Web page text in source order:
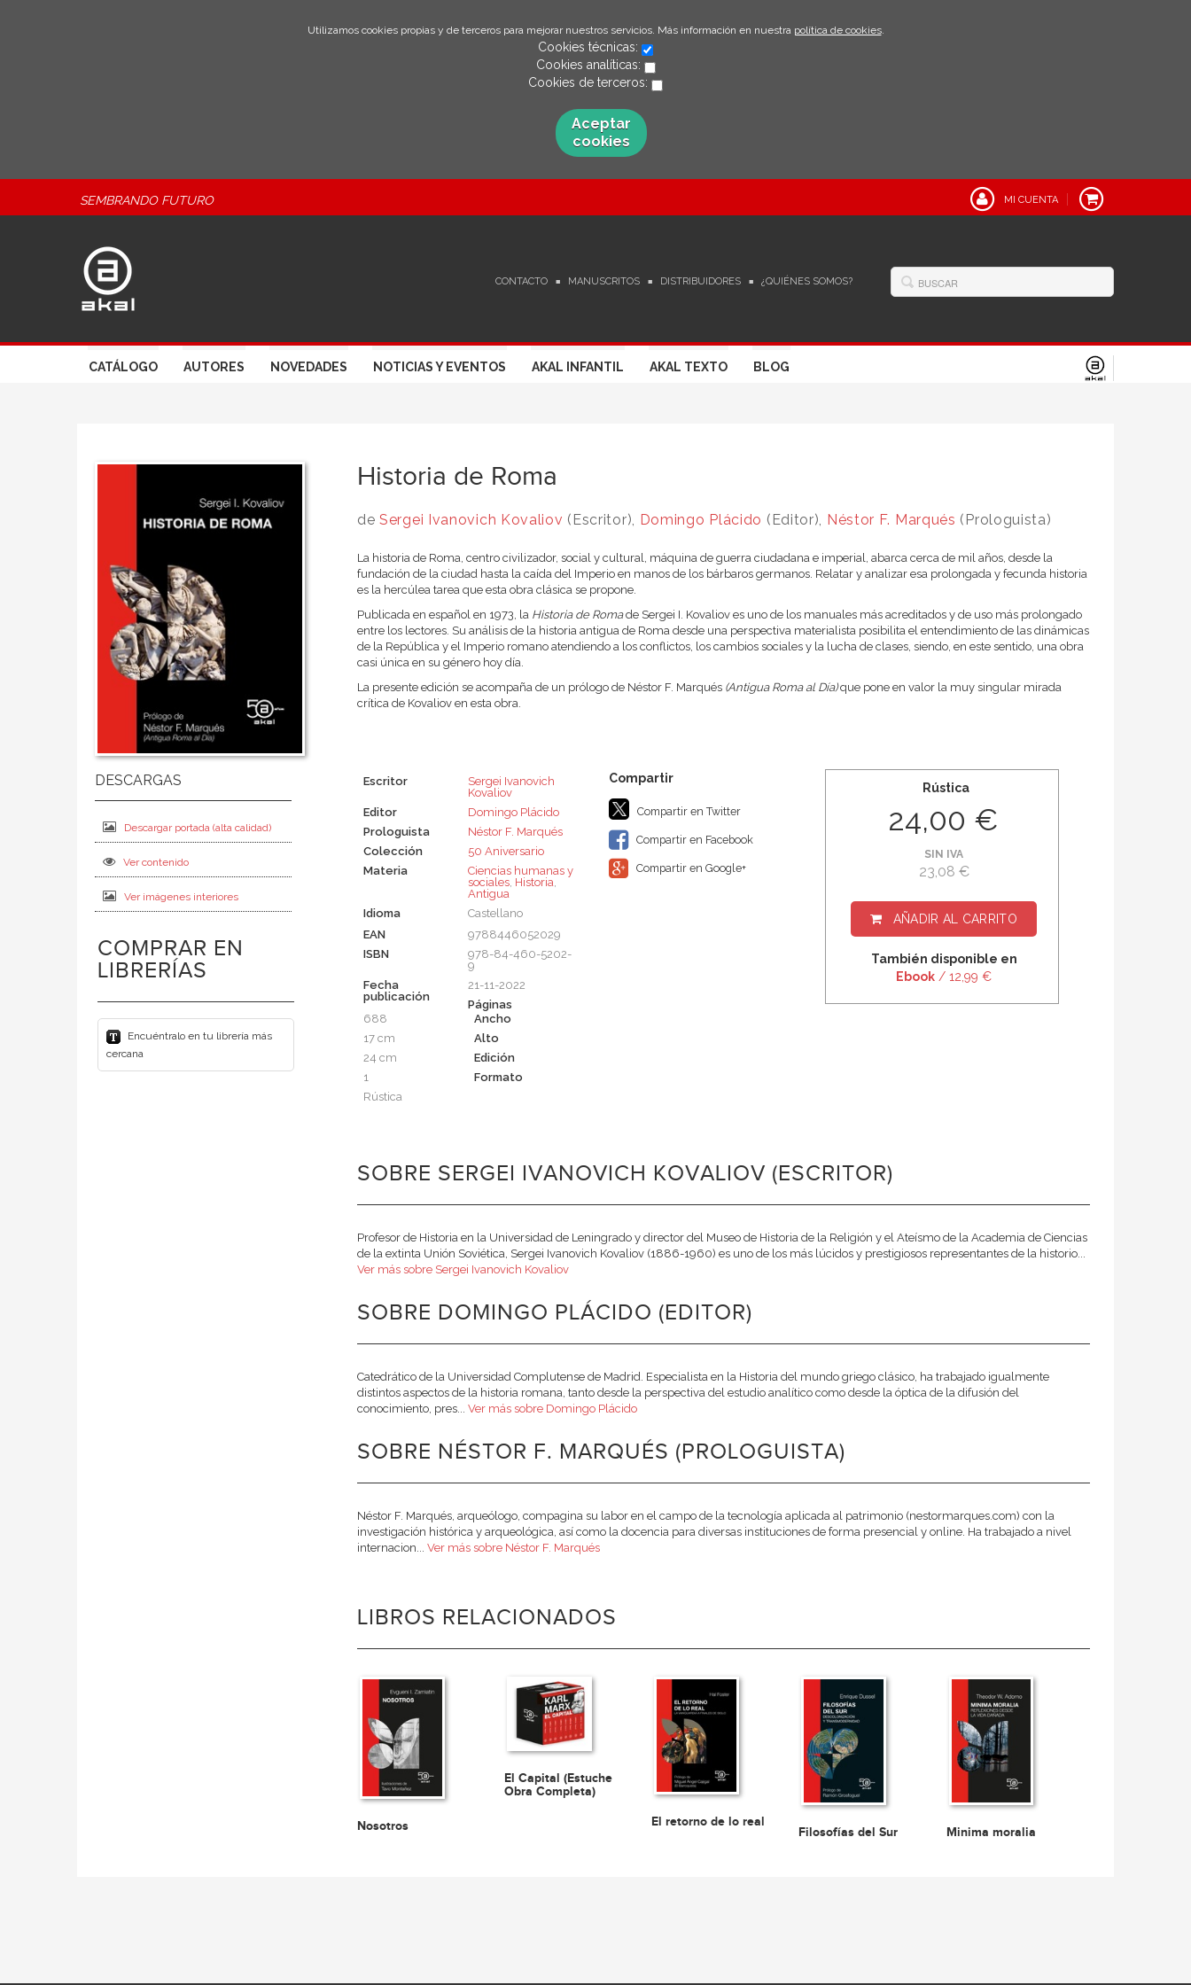
Utilizamos cookies propias y de terceros para mejorar nuestros servicios. Más información en nuestra política de cookies.
Cookies técnicas:
Cookies analíticas:
Cookies de terceros:
Aceptar
cookies
SEMBRANDO FUTURO MI CUENTA
CONTACTO MANUSCRITOS DISTRIBUIDORES ¿QUIÉNES SOMOS?
CATÁLOGO AUTORES NOVEDADES NOTICIAS Y EVENTOS AKAL INFANTIL AKAL TEXTO BLOG
Descargar portada (alta calidad)
Ver contenido
Ver imágenes interiores
COMPRAR EN
LIBRERÍAS
Encuéntralo en tu librería más
cercana
Historia de Roma
deSergei Ivanovich Kovaliov (Escritor), Domingo Plácido (Editor), Néstor F. Marqués (Prologuista)
La historia de Roma, centro civilizador, social y cultural, máquina de guerra ciudadana e imperial, abarca cerca de mil años, desde la
fundación de la ciudad hasta la caída del Imperio en manos de los bárbaros germanos. Relatar y analizar esa prolongada y fecunda historia
es la hercúlea tarea que esta obra clásica se propone.
Publicada en español en 1973, la Historia de Romade Sergei I. Kovaliov es uno de los manuales más acreditados y de uso más prolongado
entre los lectores. Su análisis de la historia antigua de Roma desde una perspectiva materialista posibilita el entendimiento de las dinámicas
de la República y el Imperio romano atendiendo a los conflictos, los cambios sociales y la lucha de clases, siendo, en este sentido, una obra
casi única en su género hoy día.
La presente edición se acompaña de un prólogo de Néstor F. Marqués (Antigua Roma al Día)que pone en valor la muy singular mirada
crítica de Kovaliov en esta obra.
Escritor
Sergei Ivanovich
Kovaliov
Editor
Domingo Plácido
Prologuista
Néstor F. Marqués
Colección
50 Aniversario
Materia
Ciencias humanas y
sociales, Historia,
Antigua
Idioma
Castellano
EAN
9788446052029
ISBN
978-84-460-5202-
9
Fecha
publicación
21-11-2022
Páginas
688
Ancho
17 cm
Alto
24 cm
Edición
1
Formato
Rústica
Compartir en Twitter
Compartir en Facebook
Compartir en Google+
Rústica
24,00 €
SIN IVA
23,08 €
AÑADIR AL CARRITO
También disponible en
Ebook / 12,99 €
SOBRE SERGEI IVANOVICH KOVALIOV (ESCRITOR)
Profesor de Historia en la Universidad de Leningrado y director del Museo de Historia de la Religión y el Ateísmo de la Academia de Ciencias
de la extinta Unión Soviética, Sergei Ivanovich Kovaliov (1886-1960) es uno de los más lúcidos y prestigiosos representantes de la historio...
Ver más sobre Sergei Ivanovich Kovaliov
SOBRE DOMINGO PLÁCIDO (EDITOR)
Catedrático de la Universidad Complutense de Madrid. Especialista en la Historia del mundo griego clásico, ha trabajado igualmente
distintos aspectos de la historia romana, tanto desde la perspectiva del estudio analítico como desde la óptica de la difusión del
conocimiento, pres... Ver más sobre Domingo Plácido
SOBRE NÉSTOR F. MARQUÉS (PROLOGUISTA)
Néstor F. Marqués, arqueólogo, compagina su labor en el campo de la tecnología aplicada al patrimonio (nestormarques.com) con la
investigación histórica y arqueológica, así como la docencia para diversas instituciones de forma presencial y online. Ha trabajado a nivel
internacion... Ver más sobre Néstor F. Marqués
LIBROS RELACIONADOS
Nosotros
El Capital (Estuche
Obra Completa)
El retorno de lo real
Filosofías del Sur Minima moralia